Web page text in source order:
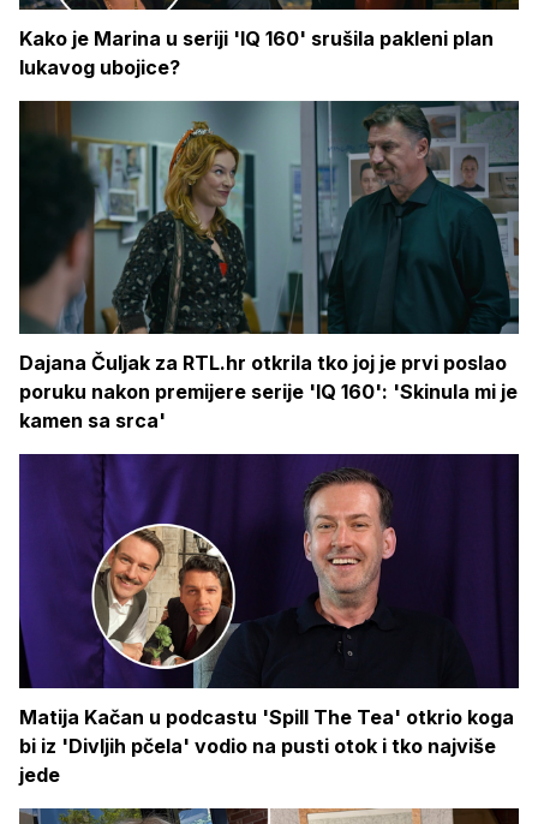
Kako je Marina u seriji 'IQ 160' srušila pakleni plan
lukavog ubojice?
Dajana Čuljak za RTL.hr otkrila tko joj je prvi poslao
poruku nakon premijere serije 'IQ 160': 'Skinula mi je
kamen sa srca'
Matija Kačan u podcastu 'Spill The Tea' otkrio koga
bi iz 'Divljih pčela' vodio na pusti otok i tko najviše
jede